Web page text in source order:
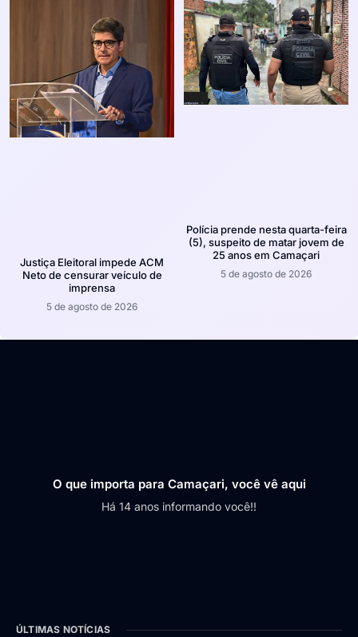
Justiça Eleitoral impede ACM
Neto de censurar veículo de
imprensa
5 de agosto de 2026
Polícia prende nesta quarta-feira
(5), suspeito de matar jovem de
25 anos em Camaçari
5 de agosto de 2026
O que importa para Camaçari, você vê aqui
Há 14 anos informando você!!
ÚLTIMAS NOTÍCIAS